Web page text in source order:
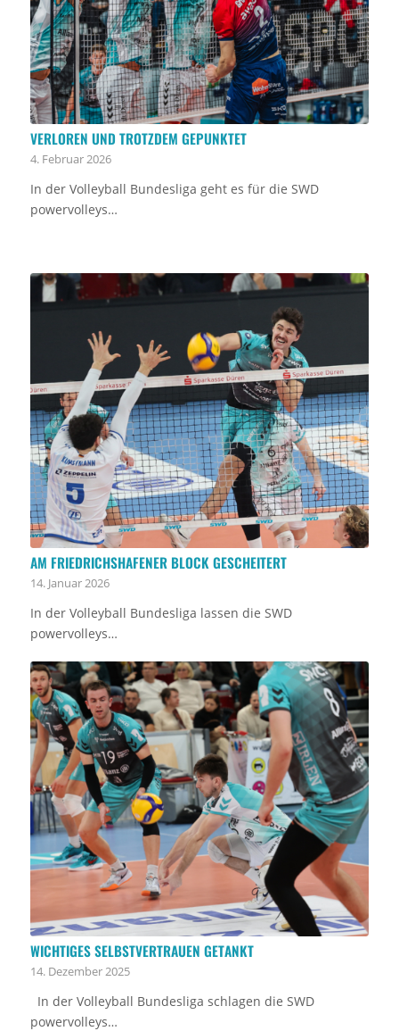
VERLOREN UND TROTZDEM GEPUNKTET
4. Februar 2026
In der Volleyball Bundesliga geht es für die SWD
powervolleys…
AM FRIEDRICHSHAFENER BLOCK GESCHEITERT
14. Januar 2026
In der Volleyball Bundesliga lassen die SWD
powervolleys…
WICHTIGES SELBSTVERTRAUEN GETANKT
14. Dezember 2025
In der Volleyball Bundesliga schlagen die SWD
powervolleys…